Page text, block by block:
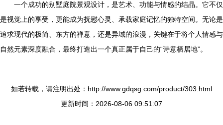
一个成功的别墅庭院景观设计，是艺术、功能与情感的结晶。它不仅
是视觉上的享受，更能成为抚慰心灵、承载家庭记忆的独特空间。无论是
追求现代的极简、东方的禅意，还是异域的浪漫，关键在于将个人情感与
自然元素深度融合，最终打造出一个真正属于自己的“诗意栖居地”。
如若转载，请注明出处：http://www.gdqsg.com/product/303.html
更新时间：2026-08-06 09:51:07